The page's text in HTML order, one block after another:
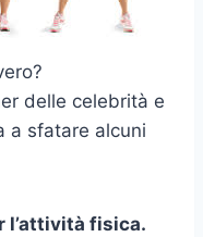
delle celebrità e
a sfatare alcuni
l’attività fisica.